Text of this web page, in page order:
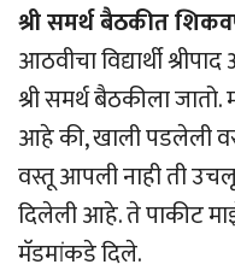
श्री समर्थ बैठकीत
आठवीचा विद्यार्थी
श्री समर्थ बैठकीला
आहे की, खाली पडलेली
वस्तू आपली नाही ती
दिलेली आहे. ते पाकीट
मॅडमांकडे दिले.